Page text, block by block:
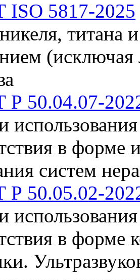
5817-2025
титана
50.04.07-
в форме
систем
50.05.02-
в